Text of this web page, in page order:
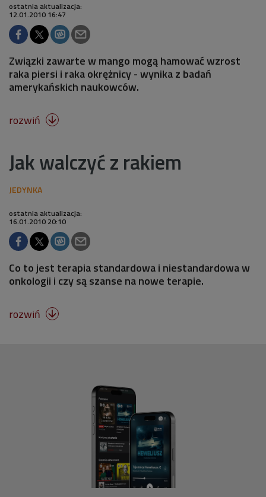
ostatnia aktualizacja:
12.01.2010 16:47
Związki zawarte w mango mogą hamować wzrost
raka piersi i raka okrężnicy - wynika z badań
amerykańskich naukowców.
rozwiń 
Jak walczyć z rakiem
ostatnia aktualizacja:
16.01.2010 20:10
Co to jest terapia standardowa i niestandardowa w
onkologii i czy są szanse na nowe terapie.
rozwiń 